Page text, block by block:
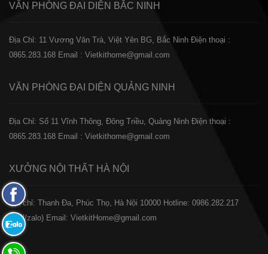
VĂN PHÒNG ĐẠI DIỆN BẮC NINH
Địa Chỉ: 11 Vương Văn Trà, Việt Yên BG, Bắc Ninh Điện thoại :
0865.283.168 Email : Vietkithome@gmail.com
VĂN PHÒNG ĐẠI DIỆN QUẢNG NINH
Địa Chỉ: Số 11 Vĩnh Thông, Đông Triều, Quảng Ninh Điện thoại :
0865.283.168 Email : Vietkithome@gmail.com
XƯỞNG NỘI THẤT HÀ NỘI
️Địa chỉ: Thanh Đa, Phúc Thọ, Hà Nội 10000 Hotline: 0986.282.217
(Call/zalo) Email: VietkitHome@gmail.com
Fanpage
Facebook
Zalo:
0865.283.168